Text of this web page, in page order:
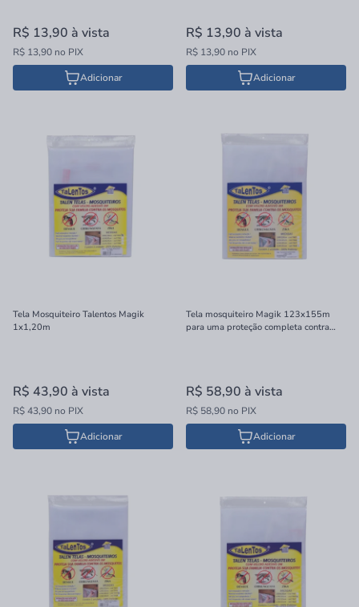
R$ 13,90 à vista
R$ 13,90 no PIX
Adicionar
R$ 13,90 à vista
R$ 13,90 no PIX
Adicionar
Tela Mosquiteiro Talentos Magik
1x1,20m
R$ 43,90 à vista
R$ 43,90 no PIX
Adicionar
Tela mosquiteiro Magik 123x155m
para uma proteção completa contra
R$ 58,90 à vista
R$ 58,90 no PIX
Adicionar